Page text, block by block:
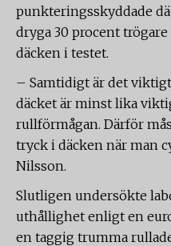
punkteringsskyddade
dryga 30 procent
däcken i testet.
– Samtidigt är det
däcket är minst lika
rullförmågan. Därför
tryck i däcken när man
Nilsson.
Slutligen undersökte
uthållighet enligt en
en taggig trumma